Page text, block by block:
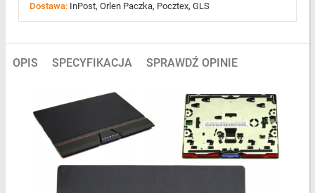
Dostawa: InPost, Orlen Paczka, Pocztex, GLS
OPIS SPECYFIKACJA SPRAWDŹ OPINIE